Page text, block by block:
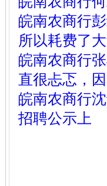
皖南农商行
所以耗费了
皖南农商行
直很忐忑，
皖南农商行
招聘公示上